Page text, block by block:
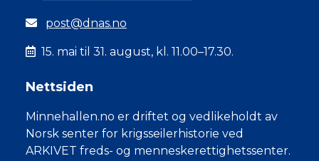
post@dnas.no
15. mai til 31. august, kl. 11.00–17.30.
Nettsiden
Minnehallen.no er driftet og vedlikeholdt av
Norsk senter for krigsseilerhistorie ved
ARKIVET freds- og menneskerettighetssenter.